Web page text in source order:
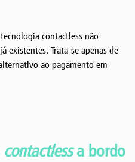
contactless não
Trata-se apenas de
ao pagamento em
contactlessa bordo